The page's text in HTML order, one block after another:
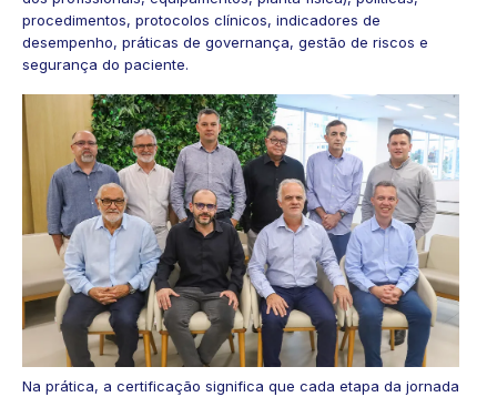
procedimentos, protocolos clínicos, indicadores de
desempenho, práticas de governança, gestão de riscos e
segurança do paciente.
Na prática, a certificação significa que cada etapa da jornada